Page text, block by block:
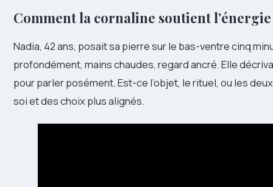
Comment la cornaline soutient
Nadia, 42 ans, posait sa pierre sur le bas-ventre cinq
profondément, mains chaudes, regard ancré. Elle
pour parler posément. Est-ce l’objet, le rituel, ou les
soi et des choix plus alignés.